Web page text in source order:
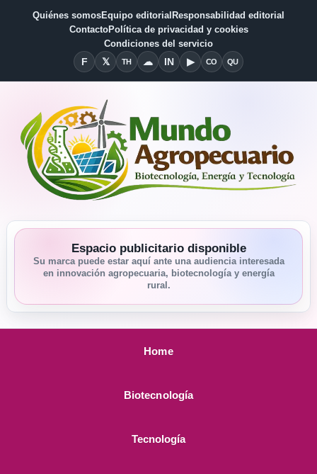
Quiénes somosEquipo editorial Responsabilidad editorial
ContactoPolítica de privacidad y cookies
Condiciones del servicio
FFacebook
𝕏
X THThreads
☁Bluesky
INLinkedin
▶YouTube
COCondiciones del Servicio
QUQuiénes somos
Espacio publicitario disponible
Su marca puede estar aquí ante una audiencia interesada
en innovación agropecuaria, biotecnología y energía
rural.
Home
Biotecnología
Tecnología